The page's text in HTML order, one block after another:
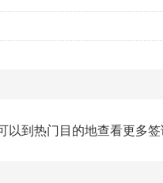
以到热门目的地查看更多